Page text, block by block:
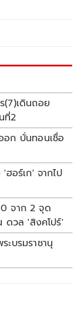
(7)เดินถอย
ที่2
ก บั่นทอนเชื่อ
อร์เก' จากไป
0 จาก 2 จุด
ดวล 'สิงคโปร์'
ะบรมราชานุ